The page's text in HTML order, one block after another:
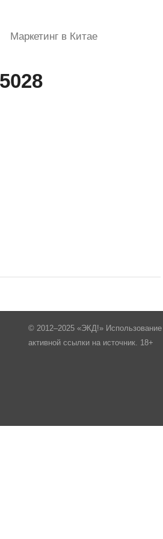
Маркетинг в Китае
© 2012–2025 «ЭКД!»
активной ссылки на источник. 18+